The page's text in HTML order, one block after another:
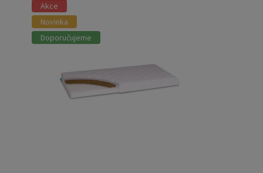
Akce
Novinka
Doporučujeme